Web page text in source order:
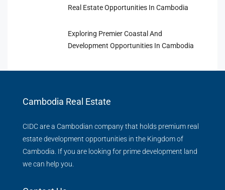
Real Estate Opportunities In Cambodia
Exploring Premier Coastal And
Development Opportunities In Cambodia
Cambodia Real Estate
CIDC are a Cambodian company that holds premium real
estate development opportunities in the Kingdom of
Cambodia. If you are looking for prime development land
we can help you.